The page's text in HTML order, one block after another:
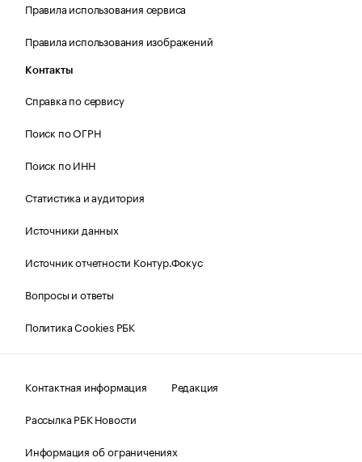
Правила использования сервиса
Правила использования изображений
Контакты
Справка по сервису
Поиск по ОГРН
Поиск по ИНН
Статистика и аудитория
Источники данных
Источник отчетности Контур.Фокус
Вопросы и ответы
Политика Cookies РБК
Контактная информация
Редакция
Рассылка РБК Новости
Информация об ограничениях